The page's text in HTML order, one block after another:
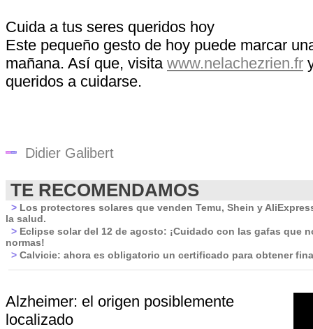
Cuida a tus seres queridos hoy
Este pequeño gesto de hoy puede marcar
mañana. Así que, visita www.nelachezrien.fr
queridos a cuidarse.
Didier Galibert
TE RECOMENDAMOS
> Los protectores solares que venden Temu, Shein y
la salud.
> Eclipse solar del 12 de agosto: ¡Cuidado con las gafas que
normas!
> Calvicie: ahora es obligatorio un certificado para obtener
Alzheimer: el origen posiblemente
localizado